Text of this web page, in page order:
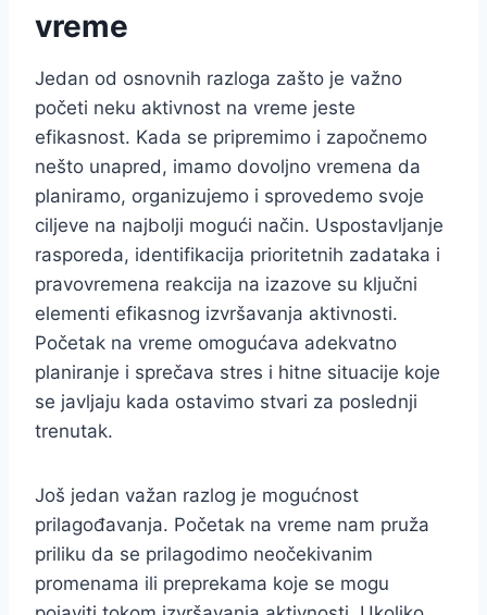
vreme
Jedan od osnovnih razloga zašto je važno
početi neku aktivnost na vreme jeste
efikasnost. Kada se pripremimo i započnemo
nešto unapred, imamo dovoljno vremena da
planiramo, organizujemo i sprovedemo svoje
ciljeve na najbolji mogući način. Uspostavljanje
rasporeda, identifikacija prioritetnih zadataka i
pravovremena reakcija na izazove su ključni
elementi efikasnog izvršavanja aktivnosti.
Početak na vreme omogućava adekvatno
planiranje i sprečava stres i hitne situacije koje
se javljaju kada ostavimo stvari za poslednji
trenutak.
Još jedan važan razlog je mogućnost
prilagođavanja. Početak na vreme nam pruža
priliku da se prilagodimo neočekivanim
promenama ili preprekama koje se mogu